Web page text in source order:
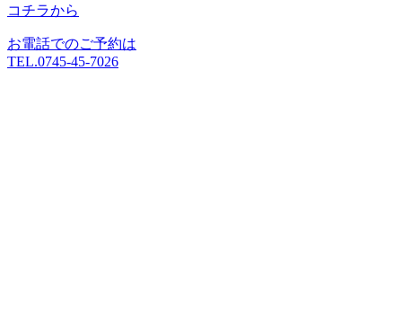
コチラから
お電話でのご予約は
TEL.0745-45-7026